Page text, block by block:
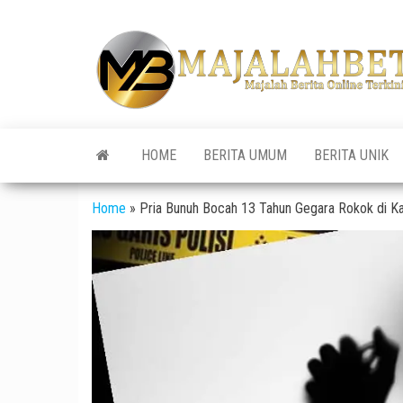
HOME BERITA UMUM BERITA UNIK
Home » Pria Bunuh Bocah 13 Tahun Gegara Rokok di